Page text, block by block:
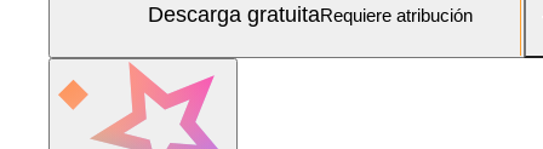
Descarga gratuitaRequiere atribución